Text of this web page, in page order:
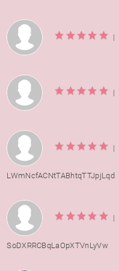
|
|
|
LWmNcfACNtTABhtqTTJpjLqd
|
SoDXRRCBqLaOpXTVnLyVw